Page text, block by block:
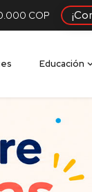
COP
Educación